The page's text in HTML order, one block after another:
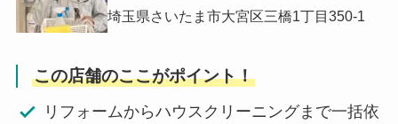
埼玉県さいたま市大宮区三橋1丁目350-1
この店舗のここがポイント！
リフォームからハウスクリーニングまで一括依